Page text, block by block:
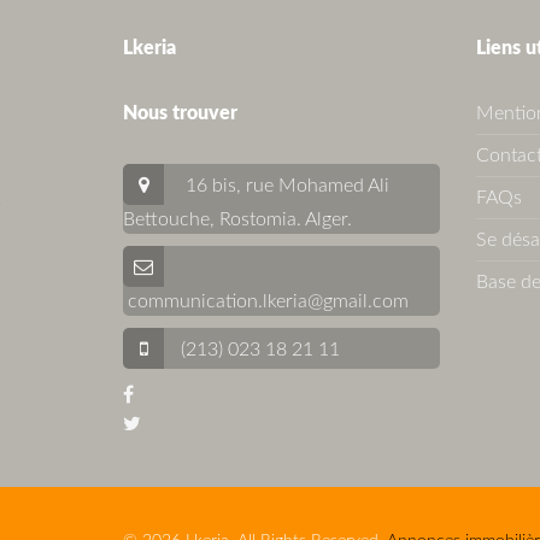
Lkeria
Nous trouver
16 bis, rue Mohamed Ali
Bettouche, Rostomia. Alger.
communication.lkeria@gmail.com
(213) 023 18 21 11
Liens
FAQs
Se
Base